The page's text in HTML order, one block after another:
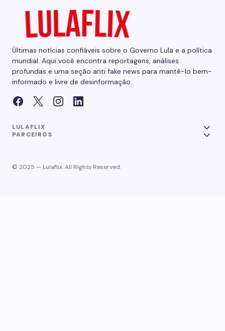
Últimas notícias confiáveis sobre o Governo Lula e a política
mundial. Aqui você encontra reportagens, análises
profundas e uma seção anti fake news para mantê-lo bem-
informado e livre de desinformação.
LULAFLIX
PARCEIROS
© 2025 — Lulaflix. All Rights Reserved.